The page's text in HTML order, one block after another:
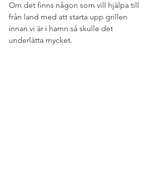
Om det finns någon som vill hjälpa till
från land med att starta upp grillen
innan vi är i hamn så skulle det
underlätta mycket.